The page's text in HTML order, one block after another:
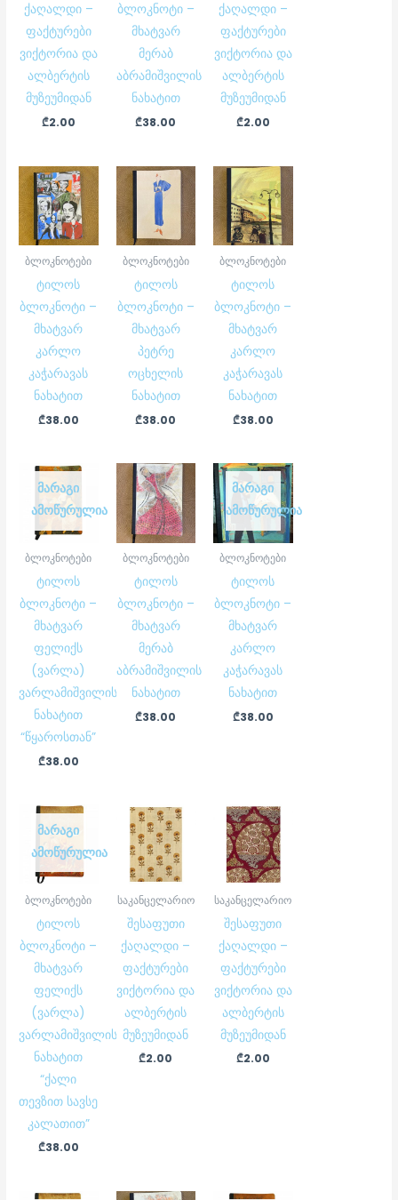
ქაღალდი –
ფაქტურები
ვიქტორია და
ალბერტის
მუზეუმიდან
₾2.00
ბლოკნოტი –
მხატვარ
მერაბ
აბრამიშვილის
ნახატით
₾38.00
ქაღალდი –
ფაქტურები
ვიქტორია და
ალბერტის
მუზეუმიდან
₾2.00
ბლოკნოტები
ტილოს
ბლოკნოტი –
მხატვარ
კარლო
კაჭარავას
ნახატით
₾38.00
ბლოკნოტები
ტილოს
ბლოკნოტი –
მხატვარ
პეტრე
ოცხელის
ნახატით
₾38.00
ბლოკნოტები
ტილოს
ბლოკნოტი –
მხატვარ
კარლო
კაჭარავას
ნახატით
₾38.00
ᲛᲐᲠᲐᲒᲘ
ᲐᲛᲝᲬᲣᲠᲣᲚᲘᲐ
ბლოკნოტები
ტილოს
ბლოკნოტი –
მხატვარ
ფელიქს
(ვარლა)
ვარლამიშვილის
ნახატით
“წყაროსთან”
₾38.00
ბლოკნოტები
ტილოს
ბლოკნოტი –
მხატვარ
მერაბ
აბრამიშვილის
ნახატით
₾38.00
ᲛᲐᲠᲐᲒᲘ
ᲐᲛᲝᲬᲣᲠᲣᲚᲘᲐ
ბლოკნოტები
ტილოს
ბლოკნოტი –
მხატვარ
კარლო
კაჭარავას
ნახატით
₾38.00
ᲛᲐᲠᲐᲒᲘ
ᲐᲛᲝᲬᲣᲠᲣᲚᲘᲐ
ბლოკნოტები
ტილოს
ბლოკნოტი –
მხატვარ
ფელიქს
(ვარლა)
ვარლამიშვილის
ნახატით
“ქალი
თევზით სავსე
კალათით”
₾38.00
საკანცელარიო
შესაფუთი
ქაღალდი –
ფაქტურები
ვიქტორია და
ალბერტის
მუზეუმიდან
₾2.00
საკანცელარიო
შესაფუთი
ქაღალდი –
ფაქტურები
ვიქტორია და
ალბერტის
მუზეუმიდან
₾2.00